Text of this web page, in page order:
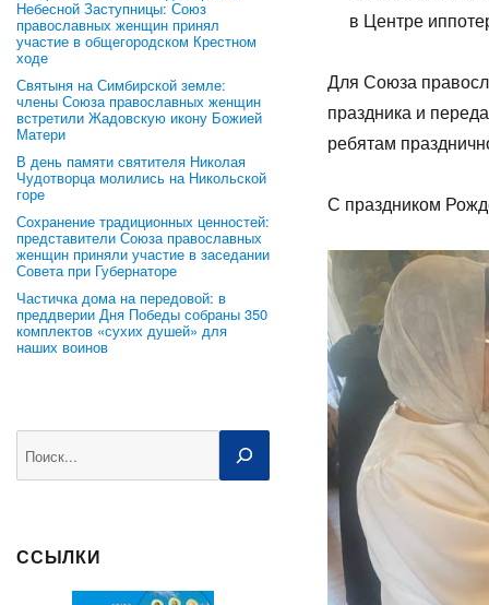
Небесной Заступницы: Союз
православных женщин принял
участие в общегородском Крестном
ходе
Святыня на Симбирской земле:
члены Союза православных женщин
встретили Жадовскую икону Божией
Матери
В день памяти святителя Николая
Чудотворца молились на Никольской
горе
Сохранение традиционных ценностей:
представители Союза православных
женщин приняли участие в заседании
Совета при Губернаторе
Частичка дома на передовой: в
преддверии Дня Победы собраны 350
комплектов «сухих душей» для
наших воинов
ССЫЛКИ
в Центре
Для Союза
праздника и
ребятам
С праздником